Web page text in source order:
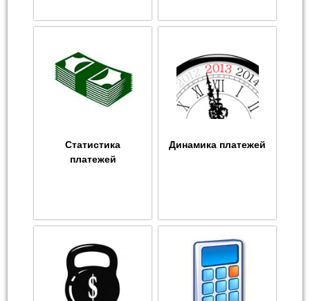
Статистика
платежей
Динамика платежей